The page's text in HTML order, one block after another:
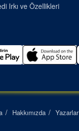
Irkı ve Özellikleri
Hakkımızda Yazarlar